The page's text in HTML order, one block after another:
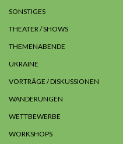
SONSTIGES
THEATER / SHOWS
THEMENABENDE
UKRAINE
VORTRÄGE / DISKUSSIONEN
WANDERUNGEN
WETTBEWERBE
WORKSHOPS